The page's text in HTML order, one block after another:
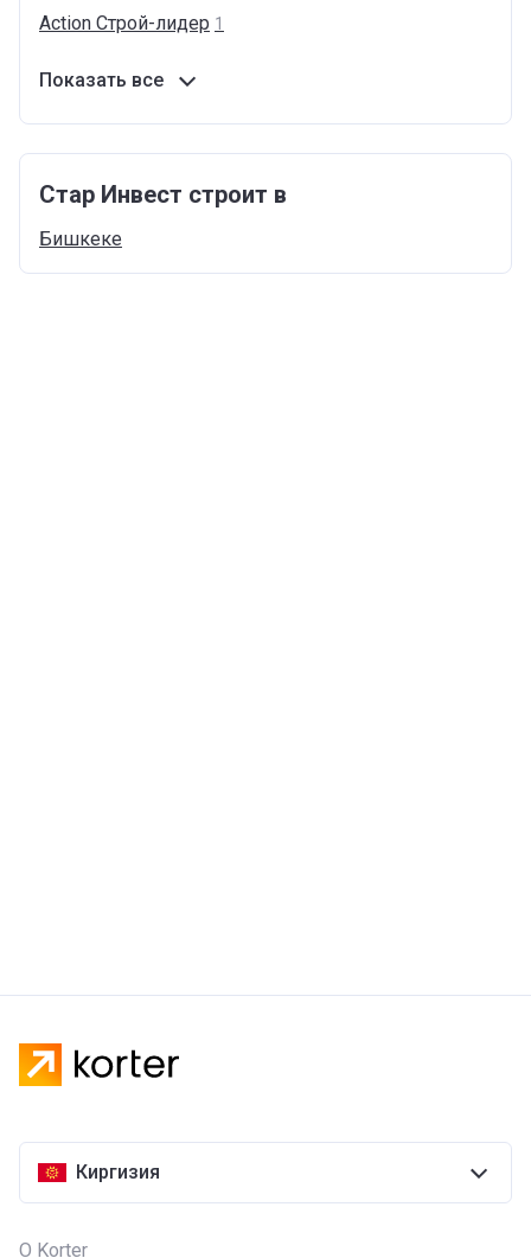
Action Cтрой-лидер 1
Показать все
Стар Инвест строит в
Бишкеке
Киргизия
О Korter